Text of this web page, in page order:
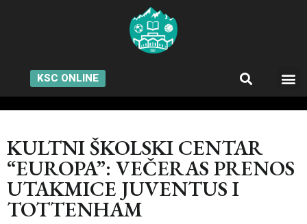
KSC ONLINE
KULTNI ŠKOLSKI CENTAR
“EUROPA”: VEČERAS PRENOS
UTAKMICE JUVENTUS I
TOTTENHAM